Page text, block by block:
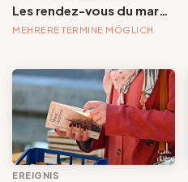
Les rendez-vous du marché « Musique à la Batte »
MEHRERE TERMINE MÖGLICH
EREIGNIS